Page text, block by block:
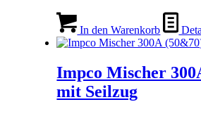
In den Warenkorb
Impco Mischer
mit Seilzug